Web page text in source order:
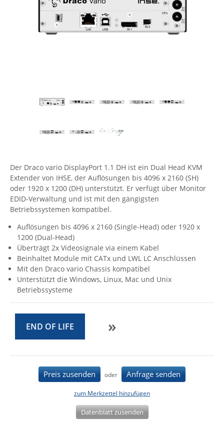
Energiemessung
Energieverteilung
IP, WLAN & GSM Sensorik
IoT - Internet of Things
IPC, Industrielle Netzwerktechnik & WLAN
IT Netzwerktechnik / Kommunikation
Comet System
CompleTech
Enginko - mcf88
Guntermann & Drunck
High Sec Labs
HW group
IEC Lock
Ihse
Kerlink
Kramer Electronics
KVM TEC
Legrand
LigoWave
Panorama Antennas
Der Draco vario DisplayPort 1.1 DH ist ein Dual Head KVM
Extender von IHSE, der Auflösungen bis 4096 x 2160 (SH)
oder 1920 x 1200 (DH) unterstützt. Er verfügt über Monitor
EDID-Verwaltung und ist mit den gängigsten
Betriebssystemen kompatibel.
Auflösungen bis 4096 x 2160 (Single-Head) oder 1920 x
1200 (Dual-Head)
Überträgt 2x Videosignale via einem Kabel
Beinhaltet Module mit CATx und LWL LC Anschlüssen
Mit den Draco vario Chassis kompatibel
Unterstützt die Windows, Linux, Mac und Unix
Betriebssysteme
END OF LIFE »
Preis zusenden oder Anfrage senden
zum Merkzettel hinzufügen
Datenblatt zusenden